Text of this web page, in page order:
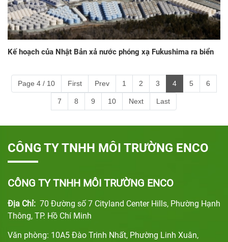
Kế hoạch của Nhật Bản xả nước phóng xạ Fukushima ra biển
Page 4 / 10 First Prev 1 2 3 4 5 6
7 8 9 10 Next Last
CÔNG TY TNHH MÔI TRƯỜNG ENCO
CÔNG TY TNHH MÔI TRƯỜNG ENCO
Địa Chỉ: 70 Đường số 7 Cityland Center Hills, Phường Hạnh
Thông, TP. Hồ Chí Minh
Văn phòng: 10A5 Đào Trinh Nhất, Phường Linh Xuân,